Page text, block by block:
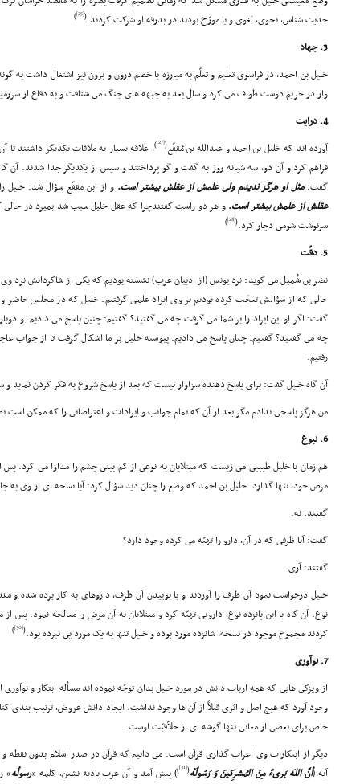
حدیث شناس، نحوى، لغوى و یا مورّخ بودند در بدرقه او شرکت کردند.(
[25]
)
3. جهاد
خلیل بن احمد، در فراسوى تعلیم و تعلّم به مبارزه با خصم درون و برون نیز اشتغال داشت
وار در حریم دوست طواف مى کرد و سال بعد به جبهه هاى جنگ مى شتافت و به دفاع از
4. درایت
آورده اند که خلیل بن احمد و عبدالله بن مُقفّع(
[27]
)، علاقه بسیار به ملاقات یکدیگر داشتند تا
فراهم کرد و آن دو، سه شبانه روز به گفت و گو پرداختند و سپس از یکدیگر جدا شدند. آن
گفت:مثل او هرگز ندیدم ولى علمش از عقلش بیشتر است. و از ابن مقفّع سؤال شد:
عقلش از علمش بیشتر است. و هر دو راست گفتندچرا که عقل خلیل سبب شد بمیرد در حالى
سرنوشت شومى دچار کرد.(
[28]
)
5. دقّت
نضر بن شُمیل مى گوید: نزد یونس (از ادیبان عرب) نشسته بودیم که یکى از شاگردانش نزد
حالى که از سؤالش تعجّب کرده بودیم بر وى ایراد علمى گرفتیم. خلیل که در مجلس حاضر و
گفت: اگر او این ایراد را بر شما مى گرفت چه مى گفتید؟ گفتیم: چنین پاسخ مى دادیم. و
چه مى گفتید؟ گفتیم: چنان پاسخ مى دادیم. پیوسته خلیل بر ما اشکال گرفت تا از جواب
رفتیم.
آن گاه خلیل گفت: براى پاسخ دهنده سزاوار نیست که بعد از پاسخ شروع به فکر کردن نماید
من هرگز پاسخى ندادم مگر بعد از آن که تمام جوانب و ایرادات و اعتراضاتى را که ممکن است
6. نبوغ
هم زمان با خلیل طبیبى مى زیست که مبتلایان به نوعى از کم بینى چشم را مداوا مى کرد. پس
مرض خود، تنها گذارد. خلیل بن احمد که وضع را چنان دید سؤال کرد: آیا نسخه اى از وى به
گفتند: نه.
گفت: آیا ظرفى که در آن، دارو را تهیّه مى کرده وجود دارد؟
گفتند: آرى.
خلیل درخواست نمود آن ظرف را آوردند و با بوییدن آن ظرف، داروهاى به کار برده شده و
نوع. آن گاه با این پانزده نوع، دارویى تهیّه کرد و مبتلایان به آن مرض را معالجه نمود.
کردند مجموع موجود در نسخه، شانزده مورد بوده و خلیل تنها به یک مورد پى نبرده بود.(
[30]
)
7. نوآورى
از ویژگى هایى که همه ارباب دانش در مورد خلیل بدان توجّه نموده اند مسأله ابتکار و
وجود آورد که هیچ اصل و اثرى قبلاً از آن ها وجود نداشت. ایجاد دانش عروض، ترتیب بندى
خاص براى بعضى از معانى تنها گوشه اى از خلاّقیّت اوست.
دیگر از ابتکارات وى اعراب گذارى قرآن است. مى دانیم که قرآن در صدر اسلام بدون
آیه (أنَّ اللهَ بَرىءٌ مِنَ المُشرِکینَ وَ رَسُولُهُ(
[31]
)) پیش آمد و آن عرب بادیه نشین، کلمه «رسولُه»